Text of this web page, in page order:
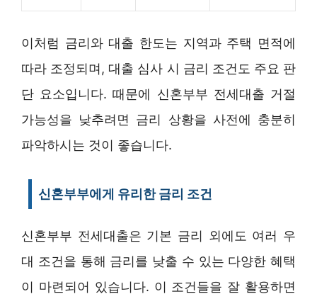
이처럼 금리와 대출 한도는 지역과 주택 면적에
따라 조정되며, 대출 심사 시 금리 조건도 주요 판
단 요소입니다. 때문에 신혼부부 전세대출 거절
가능성을 낮추려면 금리 상황을 사전에 충분히
파악하시는 것이 좋습니다.
신혼부부에게 유리한 금리 조건
신혼부부 전세대출은 기본 금리 외에도 여러 우
대 조건을 통해 금리를 낮출 수 있는 다양한 혜택
이 마련되어 있습니다. 이 조건들을 잘 활용하면